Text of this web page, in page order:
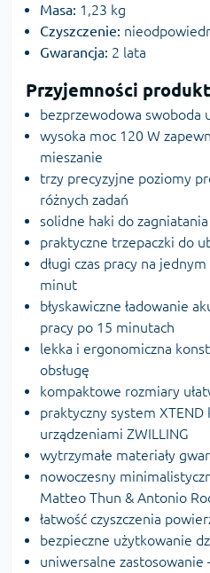
Masa: 1,23 kg
Czyszczenie:
Gwarancja: 2 lata
Przyjemności
bezprzewodowa swoboda
wysoka moc 120 W
mieszanie
trzy precyzyjne poziomy
różnych zadań
solidne haki do zagniatania
praktyczne trzepaczki do
długi czas pracy na
minut
błyskawiczne ładowanie
pracy po 15 minutach
lekka i ergonomiczna
obsługę
kompaktowe rozmiary
praktyczny system
urządzeniami ZWILLING
wytrzymałe materiały
nowoczesny
Matteo Thun & Antonio
łatwość czyszczenia
bezpieczne użytkowanie
uniwersalne zastosowanie